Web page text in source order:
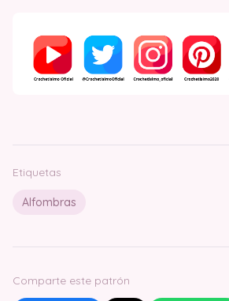
Etiquetas
Alfombras
Comparte este patrón